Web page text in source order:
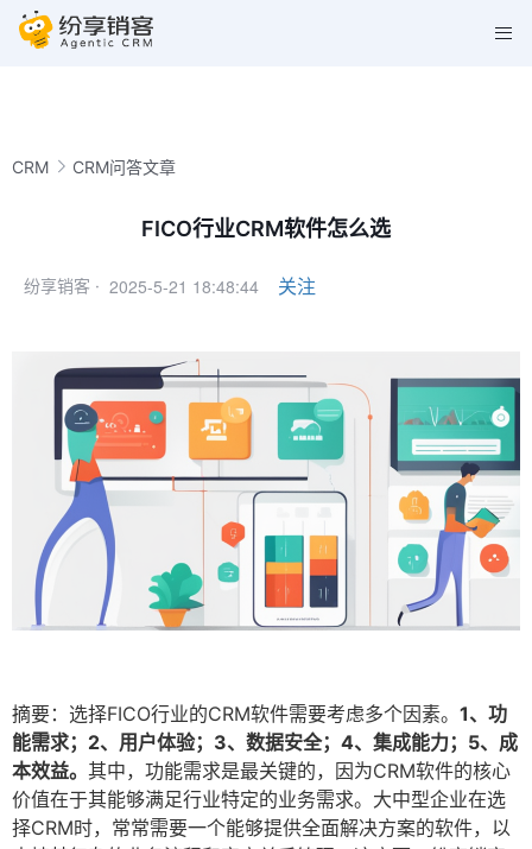
CRM CRM问答文章
FICO行业CRM软件怎么选
纷享销客 · 2025-5-21 18:48:44 关注
摘要：选择FICO行业的CRM软件需要考虑多个因素。 1、功
能需求；2、用户体验；3、数据安全；4、集成能力；5、成
本效益。 其中，功能需求是最关键的，因为CRM软件的核心
价值在于其能够满足行业特定的业务需求。大中型企业在选
择CRM时，常常需要一个能够提供全面解决方案的软件，以